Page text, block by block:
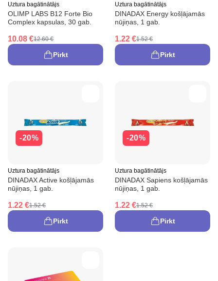
Uztura bagātinātājs
OLIMP LABS B12 Forte Bio
Complex kapsulas, 30 gab.
10.08 €12.60 €
Pirkt
Uztura bagātinātājs
DINADAX Energy košļājamās
nūjiņas, 1 gab.
1.22 €1.52 €
Pirkt
-20%
Uztura bagātinātājs
DINADAX Active košļājamās
nūjiņas, 1 gab.
1.22 €1.52 €
Pirkt
-20%
Uztura bagātinātājs
DINADAX Sapiens košļājamās
nūjiņas, 1 gab.
1.22 €1.52 €
Pirkt